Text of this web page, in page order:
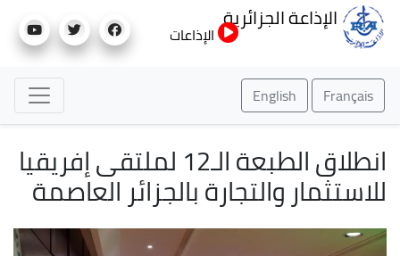
إلى
الإذاعة الجزائرية
الإذاعات
Français
English
انطلاق الطبعة الـ12 لملتقى إفريقيا
للاستثمار والتجارة بالجزائر العاصمة